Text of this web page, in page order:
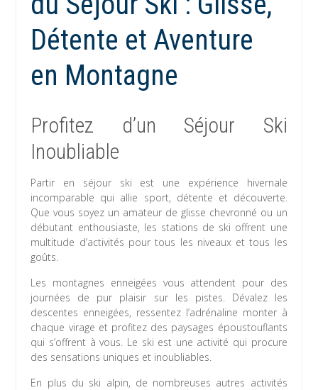
Détente et Aventure
en Montagne
Profitez d’un Séjour Ski
Inoubliable
Partir en séjour ski est une expérience hivernale
incomparable qui allie sport, détente et découverte.
Que vous soyez un amateur de glisse chevronné ou un
débutant enthousiaste, les stations de ski offrent une
multitude d’activités pour tous les niveaux et tous les
goûts.
Les montagnes enneigées vous attendent pour des
journées de pur plaisir sur les pistes. Dévalez les
descentes enneigées, ressentez l’adrénaline monter à
chaque virage et profitez des paysages époustouflants
qui s’offrent à vous. Le ski est une activité qui procure
des sensations uniques et inoubliables.
En plus du ski alpin, de nombreuses autres activités